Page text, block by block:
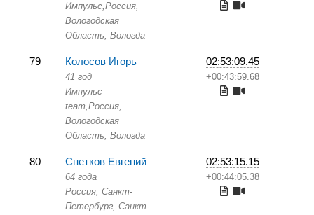
Импульс,Россия,
Вологодская
Область, Вологда
79 Колосов Игорь
41 год
Импульс
team,Россия,
Вологодская
Область, Вологда
02:53:09.45
+00:43:59.68
80 Снетков Евгений
64 года
Россия, Санкт-
Петербург, Санкт-
02:53:15.15
+00:44:05.38